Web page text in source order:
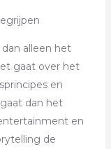
alleen het
gaat over het
en
dan het
en
de